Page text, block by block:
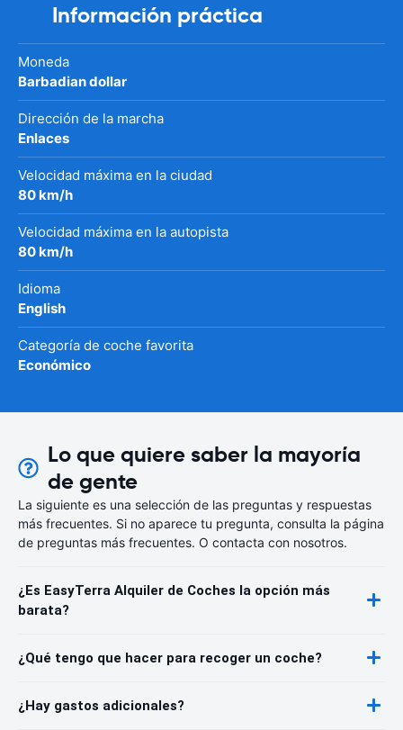
Información práctica
Moneda
Barbadian dollar
Dirección de la marcha
Enlaces
Velocidad máxima en la ciudad
80 km/h
Velocidad máxima en la autopista
80 km/h
Idioma
English
Categoría de coche favorita
Económico
Lo que quiere saber la mayoría
de gente
La siguiente es una selección de las preguntas y respuestas
más frecuentes. Si no aparece tu pregunta, consulta la página
de preguntas más frecuentes. O contacta con nosotros.
¿Es EasyTerra Alquiler de Coches la opción más
barata?
¿Qué tengo que hacer para recoger un coche?
¿Hay gastos adicionales?